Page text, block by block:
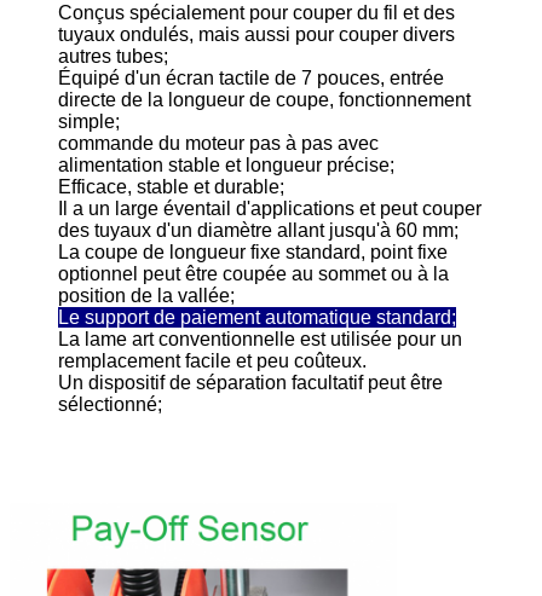
Conçus spécialement pour couper du fil et des
tuyaux ondulés, mais aussi pour couper divers
autres tubes;
Équipé d'un écran tactile de 7 pouces, entrée
directe de la longueur de coupe, fonctionnement
simple;
commande du moteur pas à pas avec
alimentation stable et longueur précise;
Efficace, stable et durable;
Il a un large éventail d'applications et peut couper
des tuyaux d'un diamètre allant jusqu'à 60 mm;
La coupe de longueur fixe standard, point fixe
optionnel peut être coupée au sommet ou à la
position de la vallée;
Le support de paiement automatique standard;
La lame art conventionnelle est utilisée pour un
remplacement facile et peu coûteux.
Un dispositif de séparation facultatif peut être
sélectionné;